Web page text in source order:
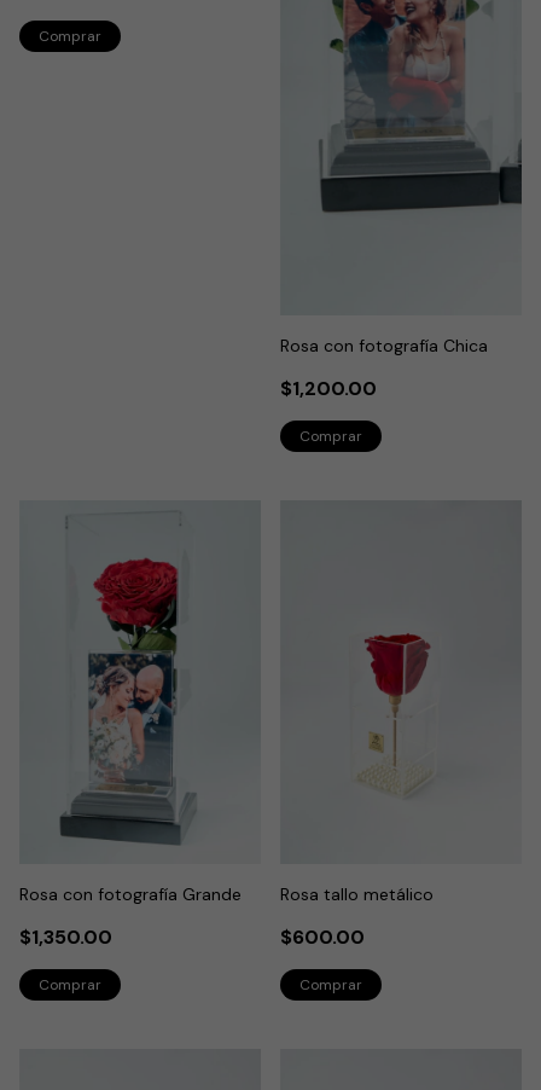
Rosa con fotografía Chica
$1,200.00
Rosa con fotografía Grande
$1,350.00
Rosa tallo metálico
$600.00